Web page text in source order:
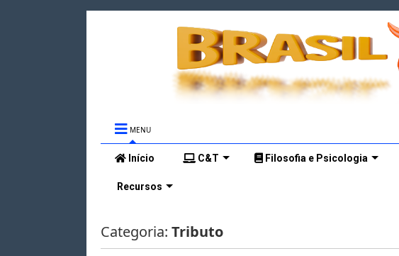
MENU
Início C&T Filosofia e Psicologia
Recursos
Categoria: Tributo